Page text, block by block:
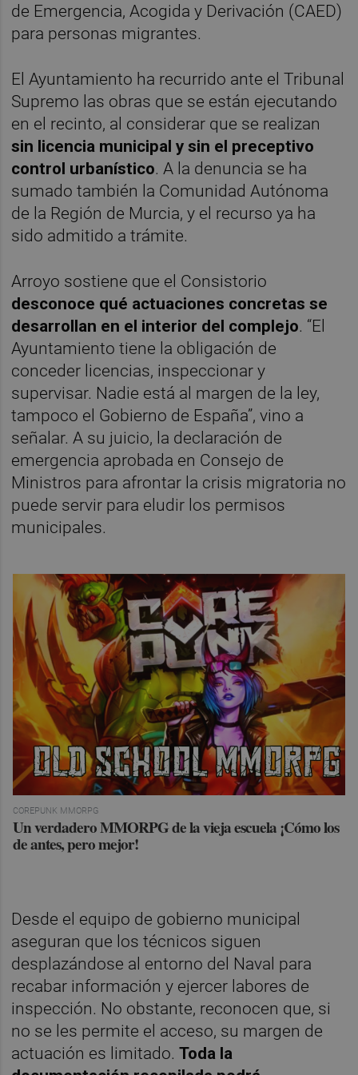
de Emergencia, Acogida y Derivación (CAED)
para personas migrantes.
El Ayuntamiento ha recurrido ante el Tribunal
Supremo las obras que se están ejecutando
en el recinto, al considerar que se realizan
sin licencia municipal y sin el preceptivo
control urbanístico. A la denuncia se ha
sumado también la Comunidad Autónoma
de la Región de Murcia, y el recurso ya ha
sido admitido a trámite.
Arroyo sostiene que el Consistorio
desconoce qué actuaciones concretas se
desarrollan en el interior del complejo. “El
Ayuntamiento tiene la obligación de
conceder licencias, inspeccionar y
supervisar. Nadie está al margen de la ley,
tampoco el Gobierno de España”, vino a
señalar. A su juicio, la declaración de
emergencia aprobada en Consejo de
Ministros para afrontar la crisis migratoria no
puede servir para eludir los permisos
municipales.
COREPUNK MMORPG
Un verdadero MMORPG de la vieja escuela ¡Cómo los
de antes, pero mejor!
Desde el equipo de gobierno municipal
aseguran que los técnicos siguen
desplazándose al entorno del Naval para
recabar información y ejercer labores de
inspección. No obstante, reconocen que, si
no se les permite el acceso, su margen de
actuación es limitado.Toda la